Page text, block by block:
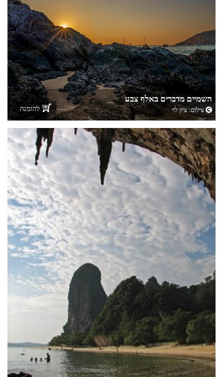
השמיים מדברים באלף צבע
צילום:ציון לוי להזמנה